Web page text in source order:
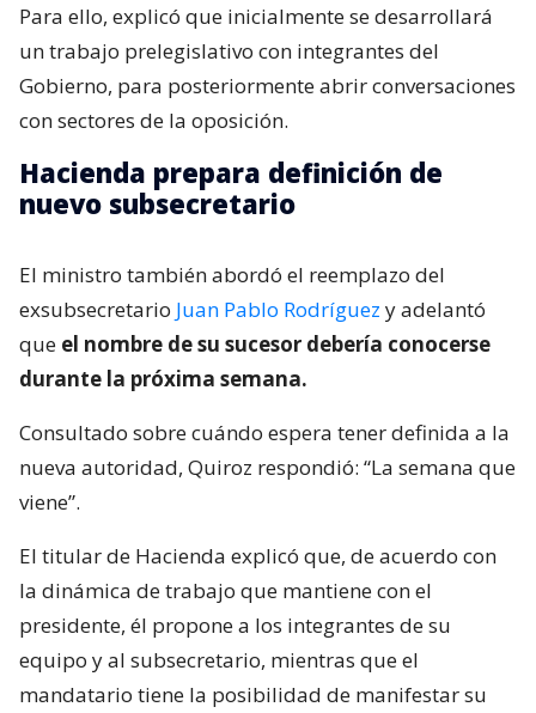
Para ello, explicó que inicialmente se desarrollará
un trabajo prelegislativo con integrantes del
Gobierno, para posteriormente abrir conversaciones
con sectores de la oposición.
Hacienda prepara definición de
nuevo subsecretario
El ministro también abordó el reemplazo del
exsubsecretario Juan Pablo Rodríguez y adelantó
que el nombre de su sucesor debería conocerse
durante la próxima semana.
Consultado sobre cuándo espera tener definida a la
nueva autoridad, Quiroz respondió: “La semana que
viene”.
El titular de Hacienda explicó que, de acuerdo con
la dinámica de trabajo que mantiene con el
presidente, él propone a los integrantes de su
equipo y al subsecretario, mientras que el
mandatario tiene la posibilidad de manifestar su